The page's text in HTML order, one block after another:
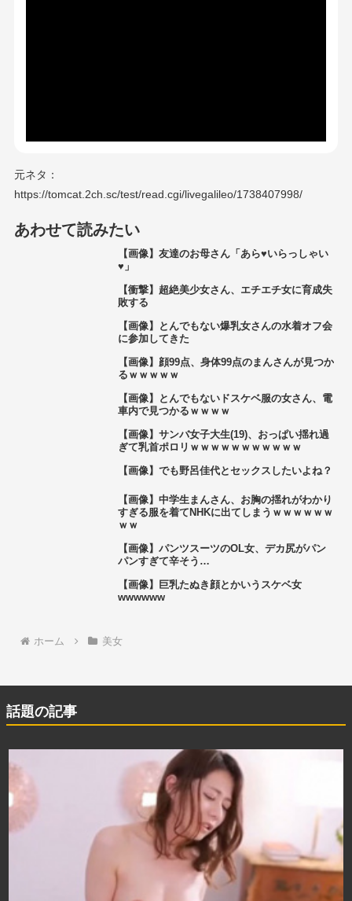
元ネタ：
https://tomcat.2ch.sc/test/read.cgi/livegalileo/1738407998/
あわせて読みたい
【画像】友達のお母さん「あら♥いらっしゃい
♥」
【衝撃】超絶美少女さん、エチエチ女に育成失
敗する
【画像】とんでもない爆乳女さんの水着オフ会
に参加してきた
【画像】顔99点、身体99点のまんさんが見つか
るｗｗｗｗｗ
【画像】とんでもないドスケベ服の女さん、電
車内で見つかるｗｗｗｗ
【画像】サンバ女子大生(19)、おっぱい揺れ過
ぎて乳首ポロリｗｗｗｗｗｗｗｗｗｗｗ
【画像】でも野呂佳代とセックスしたいよね？
【画像】中学生まんさん、お胸の揺れがわかり
すぎる服を着てNHKに出てしまうｗｗｗｗｗｗ
ｗｗ
【画像】パンツスーツのOL女、デカ尻がパン
パンすぎて辛そう…
【画像】巨乳たぬき顔とかいうスケベ女
wwwwww
ホーム 美女
話題の記事